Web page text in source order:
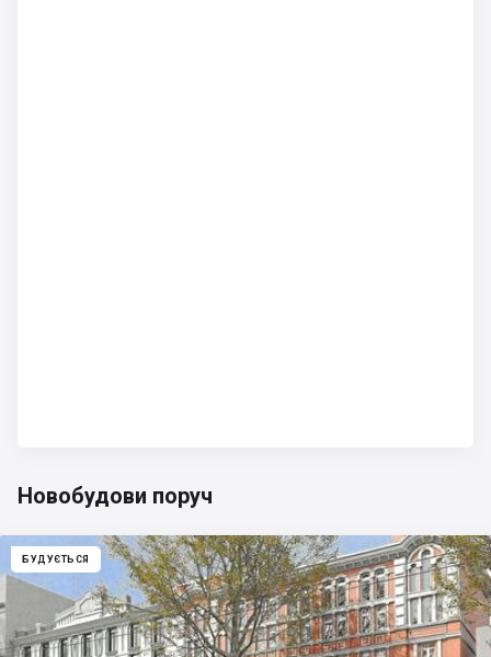
Новобудови поруч
БУДУЄТЬСЯ